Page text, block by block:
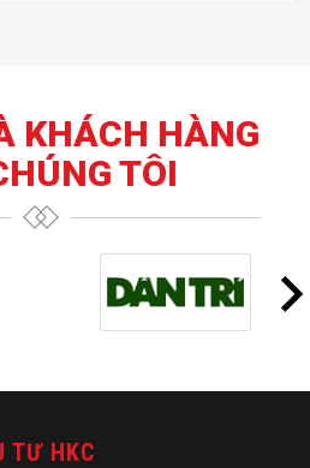
KHÁCH HÀNG
TÔI
TƯ HKC